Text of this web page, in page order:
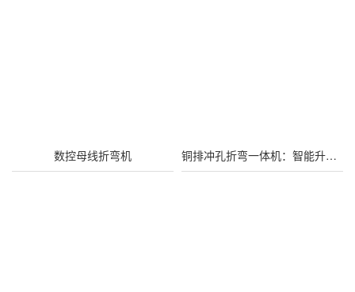
数控母线折弯机 铜排冲孔折弯一体机：智能升级，高效生产的终极解决方案